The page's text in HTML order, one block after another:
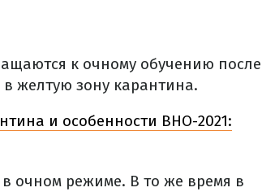
к очному обучению после
желтую зону карантина.
и особенности ВНО-2021:
очном режиме. В то же время в